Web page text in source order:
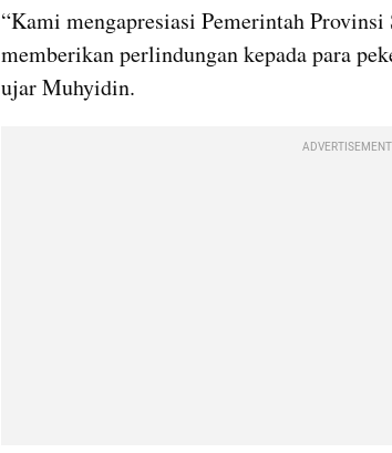
“Kami mengapresiasi Pemerintah
memberikan perlindungan kepada para
ujar Muhyidin.
ADVERTISEMENT